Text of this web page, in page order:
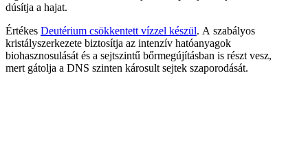
dúsítja a hajat.
Értékes Deutérium csökkentett vízzel készül. A szabályos
kristályszerkezete biztosítja az intenzív hatóanyagok
biohasznosulását és a sejtszintű bőrmegújításban is részt vesz,
mert gátolja a DNS szinten károsult sejtek szaporodását.